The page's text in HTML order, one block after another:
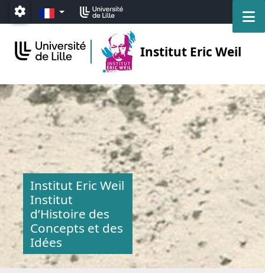
Accéder au menu principal
Accéder au contenu
Paramétrage
FR
Institut Eric Weil
Institut Eric Weil
Institut
d’Histoire des
Concepts et des
Idées